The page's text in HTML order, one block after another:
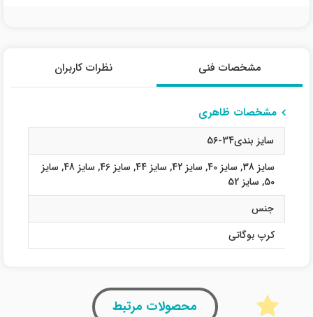
مشخصات فنی نظرات کاربران
مشخصات ظاهری
سایز بندی34-56
سایز 38
, سایز 40 , سایز 42 , سایز 44 , سایز 46 , سایز 48 , سایز
50
, سایز 52
جنس
کرپ بوگاتی
محصولات مرتبط